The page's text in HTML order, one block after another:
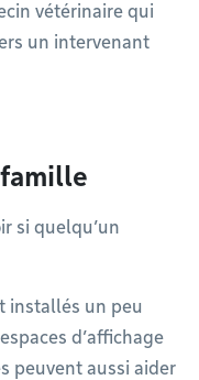
vétérinaire qui
un intervenant
si quelqu’un
installés un peu
d’affichage
peuvent aussi aider